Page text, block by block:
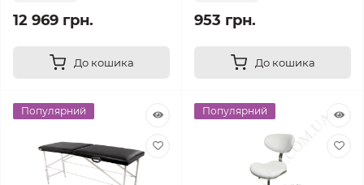
12 969 грн.
До кошика
953 грн.
До кошика
Популярний Популярний